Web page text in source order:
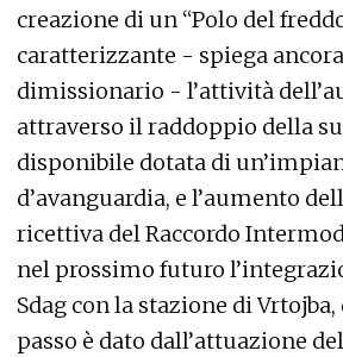
creazione di un “Polo del
caratterizzante - spiega
dimissionario - l’attività
attraverso il raddoppio della
disponibile dotata di
d’avanguardia, e l’aumento
ricettiva del Raccordo
nel prossimo futuro
Sdag con la stazione di
passo è dato dall’attuazione